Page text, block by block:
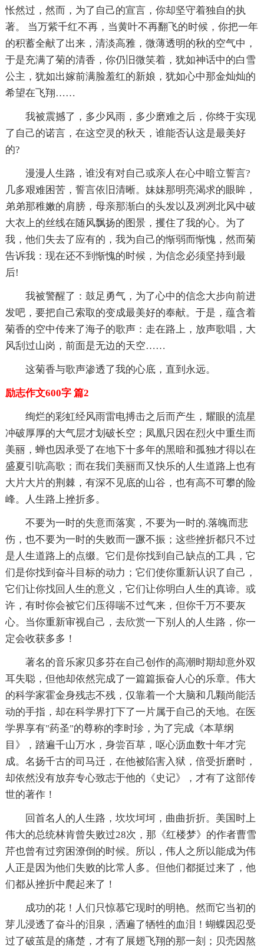
怅然过，然而，为了自己的宣言，你却坚守着独自的执
著。 当万紫千红不再，当黄叶不再翻飞的时候，你把一年
的积蓄全献了出来，清淡高雅，微薄透明的秋的空气中，
于是充满了菊的清香，你仍旧微笑着，犹如神话中的白雪
公主，犹如出嫁前满脸羞红的新娘，犹如心中那金灿灿的
希望在飞翔……
我被震撼了，多少风雨，多少磨难之后，你终于实现
了自己的诺言，在这空灵的秋天，谁能否认这是最美好
的?
漫漫人生路，谁没有对自己或亲人在心中暗立誓言?
几多艰难困苦，誓言依旧清晰。妹妹那明亮渴求的眼眸，
弟弟那稚嫩的肩膀，母亲那渐白的头发以及冽冽北风中破
大衣上的丝线在随风飘扬的图景，攫住了我的心。为了
我，他们失去了应有的，我为自己的惭弱而惭愧，然而菊
告诉我：现在还不到惭愧的时候，为信念必须坚持到最
后!
我被警醒了：鼓足勇气，为了心中的信念大步向前进
发吧，要把自己索取的变成最美好的奉献。于是，蕴含着
菊香的空中传来了海子的歌声：走在路上，放声歌唱，大
风刮过山岗，前面是无边的天空……
这菊香与歌声渗透了我的心底，直到永远。
励志作文600字 篇2
绚烂的彩虹经风雨雷电搏击之后而产生，耀眼的流星
冲破厚厚的大气层才划破长空；凤凰只因在烈火中重生而
美丽，蝉也因承受了在地下十多年的黑暗和孤独才得以在
盛夏引吭高歌；而在我们美丽而又快乐的人生道路上也有
大片大片的荆棘，有深不见底的山谷，也有高不可攀的险
峰。人生路上挫折多。
不要为一时的失意而落寞，不要为一时的.落魄而悲
伤，也不要为一时的失败而一蹶不振；这些挫折都只不过
是人生道路上的点缀。它们是你找到自己缺点的工具，它
们是你找到奋斗目标的动力；它们使你重新认识了自己，
它们让你找回人生的意义，它们让你明白人生的真谛。或
许，有时你会被它们压得喘不过气来，但你千万不要灰
心。当你重新审视自己，去欣赏一下别人的人生路，你一
定会收获多多！
著名的音乐家贝多芬在自己创作的高潮时期却意外双
耳失聪，但他却依然完成了一篇篇振奋人心的乐章。伟大
的科学家霍金身残志不残，仅靠着一个大脑和几颗尚能活
动的手指，却在科学界打下了一片属于自己的天地。在医
学界享有"药圣"的尊称的李时珍，为了完成《本草纲
目》，踏遍千山万水，身尝百草，呕心沥血数十年才完
成。名扬千古的司马迁，在他被陷害入狱，倍受折磨时，
却依然没有放弃专心致志于他的《史记》，才有了这部传
世的著作！
回首名人的人生路，坎坎坷坷，曲曲折折。美国时上
伟大的总统林肯曾失败过28次，那《红楼梦》的作者曹雪
芹也曾有过穷困潦倒的时候。所以，伟人之所以能成为伟
人正是因为他们失败的比常人多。但他们都挺过来了，他
们都从挫折中爬起来了！
成功的花！人们只惊慕它现时的明艳。然而它当初的
芽儿浸透了奋斗的泪泉，洒遍了牺牲的血泪！蝴蝶因忍受
过了破茧是的痛楚，才有了展翅飞翔的那一刻；贝壳因熬